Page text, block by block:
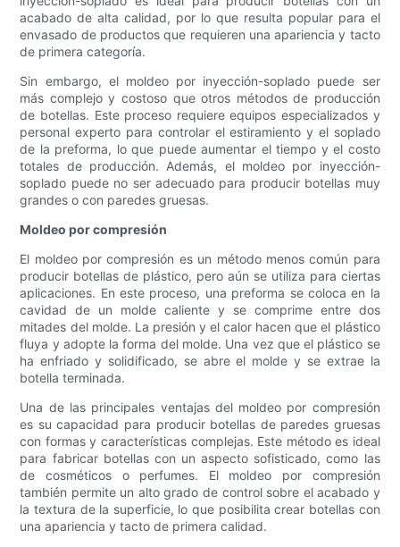
acabado de alta calidad, por lo que resulta popular para el
envasado de productos que requieren una apariencia y tacto
de primera categoría.
Sin embargo, el moldeo por inyección-soplado puede ser
más complejo y costoso que otros métodos de producción
de botellas. Este proceso requiere equipos especializados y
personal experto para controlar el estiramiento y el soplado
de la preforma, lo que puede aumentar el tiempo y el costo
totales de producción. Además, el moldeo por inyección-
soplado puede no ser adecuado para producir botellas muy
grandes o con paredes gruesas.
Moldeo por compresión
El moldeo por compresión es un método menos común para
producir botellas de plástico, pero aún se utiliza para ciertas
aplicaciones. En este proceso, una preforma se coloca en la
cavidad de un molde caliente y se comprime entre dos
mitades del molde. La presión y el calor hacen que el plástico
fluya y adopte la forma del molde. Una vez que el plástico se
ha enfriado y solidificado, se abre el molde y se extrae la
botella terminada.
Una de las principales ventajas del moldeo por compresión
es su capacidad para producir botellas de paredes gruesas
con formas y características complejas. Este método es ideal
para fabricar botellas con un aspecto sofisticado, como las
de cosméticos o perfumes. El moldeo por compresión
también permite un alto grado de control sobre el acabado y
la textura de la superficie, lo que posibilita crear botellas con
una apariencia y tacto de primera calidad.